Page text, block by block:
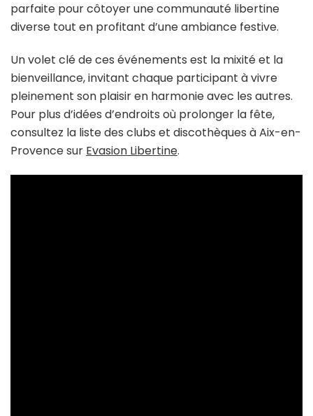
parfaite pour côtoyer une communauté libertine
diverse tout en profitant d’une ambiance festive.
Un volet clé de ces événements est la mixité et la
bienveillance, invitant chaque participant à vivre
pleinement son plaisir en harmonie avec les autres.
Pour plus d’idées d’endroits où prolonger la fête,
consultez la liste des clubs et discothèques à Aix-en-
Provence sur Evasion Libertine.